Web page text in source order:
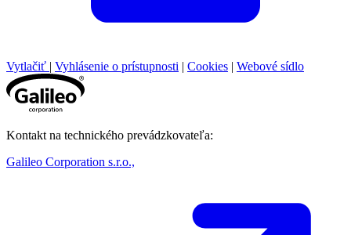
Vytlačiť Vyhlásenie o prístupnosti Cookies Webové sídlo
Kontakt na technického prevádzkovateľa:
Galileo Corporation s.r.o.,